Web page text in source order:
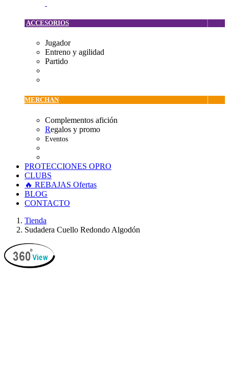
ACCESORIOS
Jugador
Entreno y agilidad
Partido
MERCHAN
Complementos afición
Regalos y promo
Eventos
PROTECCIONES OPRO
CLUBS
🔥 REBAJAS Ofertas
BLOG
CONTACTO
Tienda
Sudadera Cuello Redondo Algodón